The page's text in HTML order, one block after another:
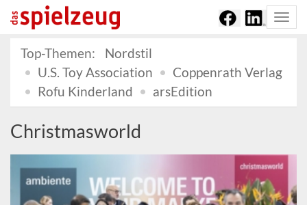
Top-Themen:
Nordstil
U.S. Toy Association
Coppenrath Verlag
Rofu Kinderland
arsEdition
Christmasworld